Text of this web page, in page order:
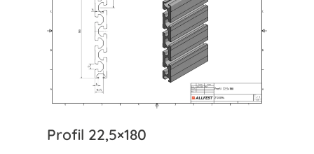
Profil 22,5×180